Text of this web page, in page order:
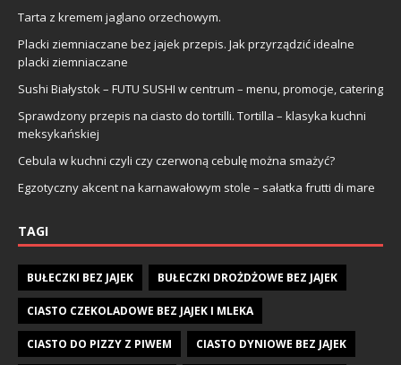
Tarta z kremem jaglano orzechowym.
Placki ziemniaczane bez jajek przepis. Jak przyrządzić idealne
placki ziemniaczane
Sushi Białystok – FUTU SUSHI w centrum – menu, promocje, catering
Sprawdzony przepis na ciasto do tortilli. Tortilla – klasyka kuchni
meksykańskiej
Cebula w kuchni czyli czy czerwoną cebulę można smażyć?
Egzotyczny akcent na karnawałowym stole – sałatka frutti di mare
TAGI
BUŁECZKI BEZ JAJEK BUŁECZKI DROŻDŻOWE BEZ JAJEK
CIASTO CZEKOLADOWE BEZ JAJEK I MLEKA
CIASTO DO PIZZY Z PIWEM CIASTO DYNIOWE BEZ JAJEK